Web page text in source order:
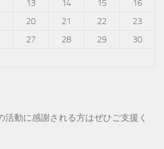
13 14 15
16
20 21 22
23
27 28 29
30
活動に感謝される方はぜひご支援く